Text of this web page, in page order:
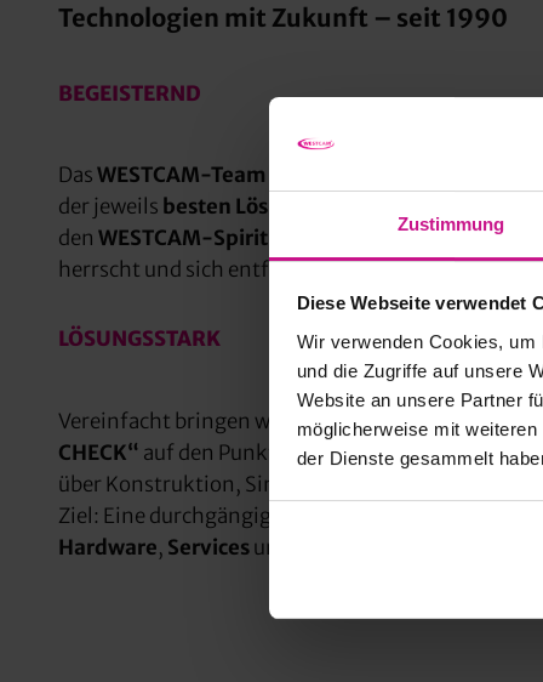
Zustimmung
Diese Webseite verwendet
Wir verwenden Cookies,
und die Zugriffe auf unsere
Website an unsere Partner
möglicherweise mit
der Dienste gesammelt
Technologien mit Zukunft – seit 1990
BEGEISTERND
DasWESTCAM-Team
der jeweils besten Lösung.
den WESTCAM-Spirit „guten Geist“.
herrscht und sich entfalten kann, ist es möglich,
LÖSUNGSSTARK
Vereinfacht bringen wir das WESTCAM-Portfolio
CHECK“ auf den Punkt – fürProdukte & Gebäude
über Konstruktion, Simulation und
Ziel: Eine durchgängig-effiziente
Hardware, Servicesund